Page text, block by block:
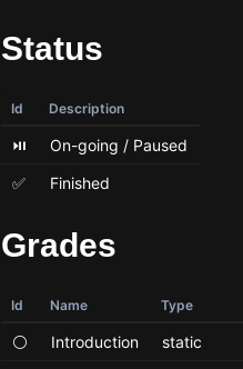
Status
Id Description
⏯️
On-going / Paused
✅
Finished
Grades
Id Name Type
⚪ Introduction static